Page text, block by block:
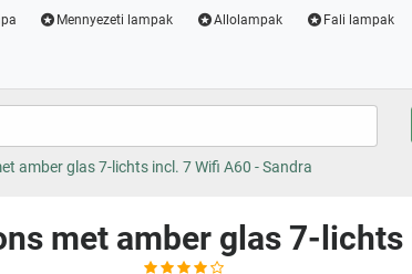
Mennyezeti lampak Allolampak Fali lampak
amber glas 7-lichts incl. 7 Wifi A60 - Sandra
met amber glas 7-